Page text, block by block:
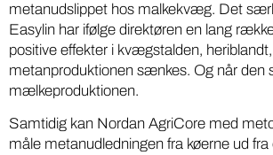
metanudslippet hos malkekvæg. Det
Easylin har ifølge direktøren en lang
positive effekter i kvægstalden,
metanproduktionen sænkes. Og når den
mælkeproduktionen.
Samtidig kan Nordan AgriCore med
måle metanudledningen fra køerne ud